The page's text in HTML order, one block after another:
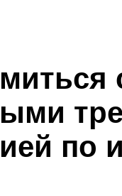
по